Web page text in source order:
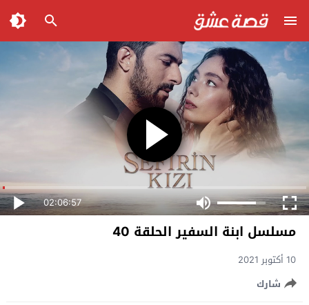
02:06:57
مسلسل ابنة السفير الحلقة 40
10 أكتوبر 2021
شارك